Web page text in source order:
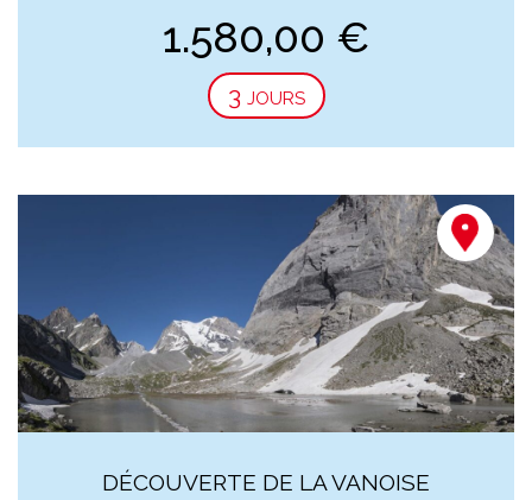
1.580,00 €
3 jours
DÉCOUVERTE DE LA VANOISE